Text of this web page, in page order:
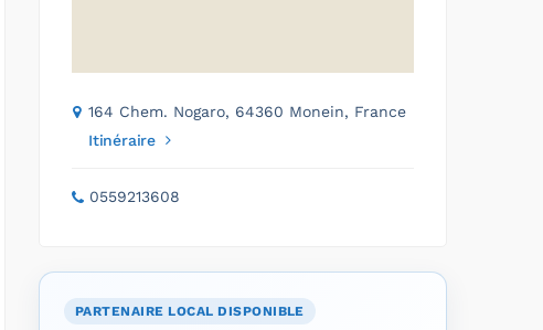
164 Chem. Nogaro, 64360 Monein, France
Itinéraire
0559213608
PARTENAIRE LOCAL DISPONIBLE